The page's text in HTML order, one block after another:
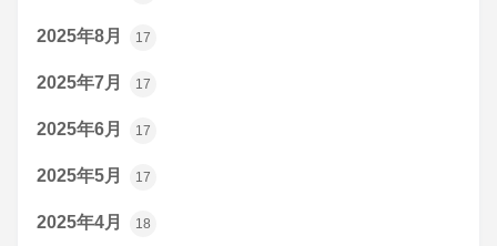
2025年8月 17
2025年7月 17
2025年6月 17
2025年5月 17
2025年4月 18